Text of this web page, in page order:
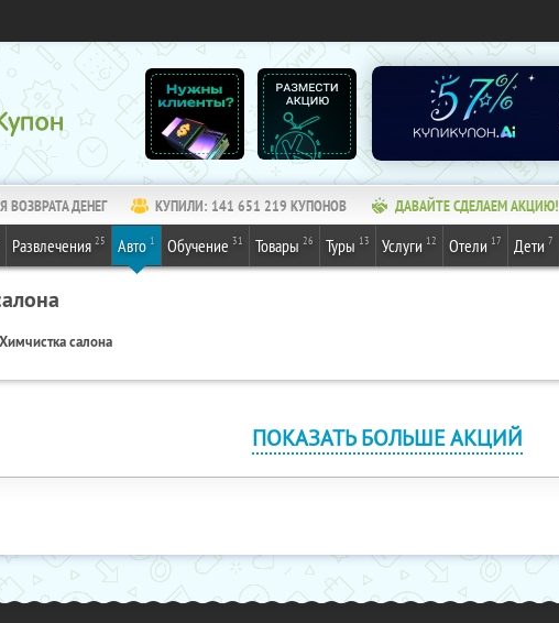
ВОЗВРАТА ДЕНЕГ КУПИЛИ: 141 651 219 КУПОНОВ ДАВАЙТЕ СДЕЛАЕМ АКЦИЮ!
Развлечения 25 Авто 1 Обучение 31 Товары 26 Туры 13 Услуги 12 Отели 17 Дети 7
Химчистка салона
ПОКАЗАТЬ БОЛЬШЕ АКЦИЙ